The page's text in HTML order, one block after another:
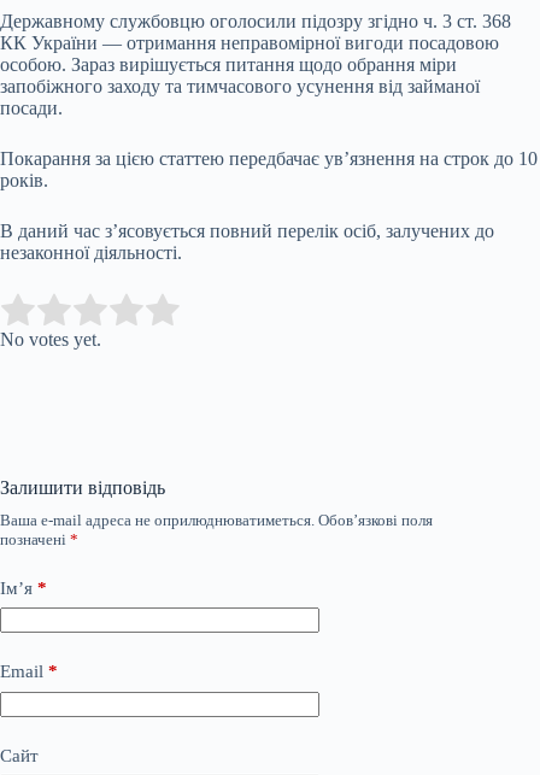
Державному службовцю оголосили підозру згідно ч. 3 ст. 368
КК України — отримання неправомірної вигоди посадовою
особою. Зараз вирішується питання щодо обрання міри
запобіжного заходу та тимчасового усунення від займаної
посади.
Покарання за цією статтею передбачає ув’язнення на строк до 10
років.
В даний час з’ясовується повний перелік осіб, залучених до
незаконної діяльності.
Rate this item:
No votes yet.
Залишити відповідь
Ваша e-mail адреса не оприлюднюватиметься. Обов’язкові поля
позначені *
Ім’я *
Email *
Сайт